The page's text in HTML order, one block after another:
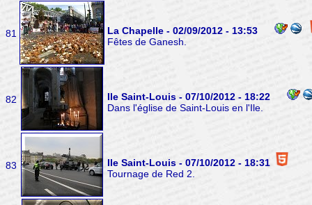
81
La Chapelle - 02/09/2012 - 13:53
Fêtes de Ganesh.
82
Ile Saint-Louis - 07/10/2012 - 18:22
Dans l'église de Saint-Louis en l'Ile.
83
Ile Saint-Louis - 07/10/2012 - 18:31
Tournage de Red 2.